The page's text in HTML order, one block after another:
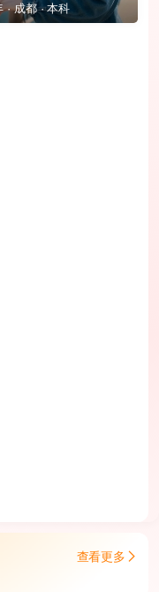
· 成都 · 本科
查看更多